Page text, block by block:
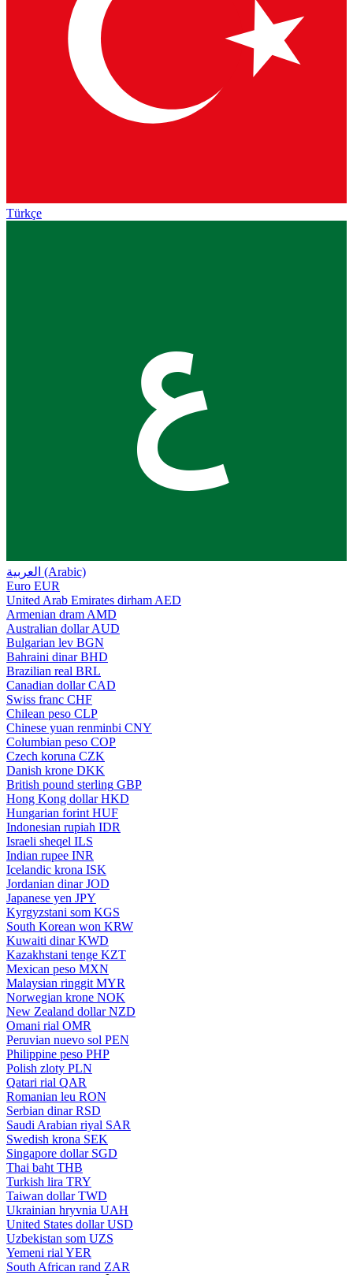
Türkçe
ع
العربية (Arabic)
Euro EUR
United Arab Emirates dirham AED
Armenian dram AMD
Australian dollar AUD
Bulgarian lev BGN
Bahraini dinar BHD
Brazilian real BRL
Canadian dollar CAD
Swiss franc CHF
Chilean peso CLP
Chinese yuan renminbi CNY
Columbian peso COP
Czech koruna CZK
Danish krone DKK
British pound sterling GBP
Hong Kong dollar HKD
Hungarian forint HUF
Indonesian rupiah IDR
Israeli sheqel ILS
Indian rupee INR
Icelandic krona ISK
Jordanian dinar JOD
Japanese yen JPY
Kyrgyzstani som KGS
South Korean won KRW
Kuwaiti dinar KWD
Kazakhstani tenge KZT
Mexican peso MXN
Malaysian ringgit MYR
Norwegian krone NOK
New Zealand dollar NZD
Omani rial OMR
Peruvian nuevo sol PEN
Philippine peso PHP
Polish zloty PLN
Qatari rial QAR
Romanian leu RON
Serbian dinar RSD
Saudi Arabian riyal SAR
Swedish krona SEK
Singapore dollar SGD
Thai baht THB
Turkish lira TRY
Taiwan dollar TWD
Ukrainian hryvnia UAH
United States dollar USD
Uzbekistan som UZS
Yemeni rial YER
South African rand ZAR